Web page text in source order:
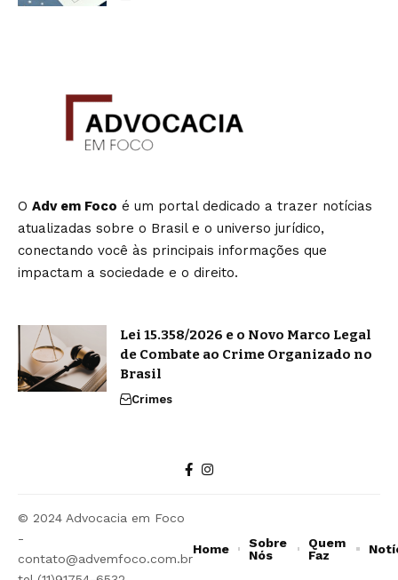
O Adv em Foco é um portal dedicado a trazer notícias
atualizadas sobre o Brasil e o universo jurídico,
conectando você às principais informações que
impactam a sociedade e o direito.
Lei 15.358/2026 e o Novo Marco Legal
de Combate ao Crime Organizado no
Brasil
Crimes
© 2024 Advocacia em Foco
-
contato@advemfoco.com.br
Home
Sobre
Nós
Quem
Faz